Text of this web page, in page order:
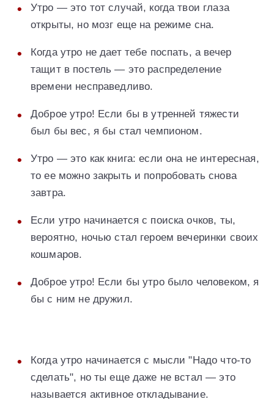
Утро — это тот случай, когда твои глаза
открыты, но мозг еще на режиме сна.
Когда утро не дает тебе поспать, а вечер
тащит в постель — это распределение
времени несправедливо.
Доброе утро! Если бы в утренней тяжести
был бы вес, я бы стал чемпионом.
Утро — это как книга: если она не интересная,
то ее можно закрыть и попробовать снова
завтра.
Если утро начинается с поиска очков, ты,
вероятно, ночью стал героем вечеринки своих
кошмаров.
Доброе утро! Если бы утро было человеком, я
бы с ним не дружил.
Когда утро начинается с мысли "Надо что-то
сделать", но ты еще даже не встал — это
называется активное откладывание.